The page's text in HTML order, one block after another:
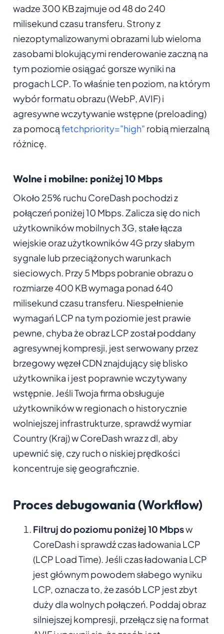
wadze 300 KB zajmuje od 48 do 240
milisekund czasu transferu. Strony z
niezoptymalizowanymi obrazami lub wieloma
zasobami blokującymi renderowanie zaczną na
tym poziomie osiągać gorsze wyniki na
progach LCP. To właśnie ten poziom, na którym
wybór formatu obrazu (WebP, AVIF) i
agresywne wczytywanie wstępne (preloading)
za pomocąfetchpriority="high" robią mierzalną
różnicę.
Wolne i mobilne: poniżej 10 Mbps
Około 25% ruchu CoreDash pochodzi z
połączeń poniżej 10 Mbps. Zalicza się do nich
użytkowników mobilnych 3G, stałe łącza
wiejskie oraz użytkowników 4G przy słabym
sygnale lub przeciążonych warunkach
sieciowych. Przy 5 Mbps pobranie obrazu o
rozmiarze 400 KB wymaga ponad 640
milisekund czasu transferu. Niespełnienie
wymagań LCP na tym poziomie jest prawie
pewne, chyba że obraz LCP został poddany
agresywnej kompresji, jest serwowany przez
brzegowy węzeł CDN znajdujący się blisko
użytkownika i jest poprawnie wczytywany
wstępnie. Jeśli Twoja firma obsługuje
użytkowników w regionach o historycznie
wolniejszej infrastrukturze, sprawdź wymiar
Country (Kraj) w CoreDash wraz z dl, aby
upewnić się, czy ruch o niskiej prędkości
koncentruje się geograficznie.
Proces debugowania (Workflow)
Filtruj do poziomu poniżej 10 Mbpsw
CoreDash i sprawdź czas ładowania LCP
(LCP Load Time). Jeśli czas ładowania LCP
jest głównym powodem słabego wyniku
LCP, oznacza to, że zasób LCP jest zbyt
duży dla wolnych połączeń. Poddaj obraz
silniejszej kompresji, przełącz się na format